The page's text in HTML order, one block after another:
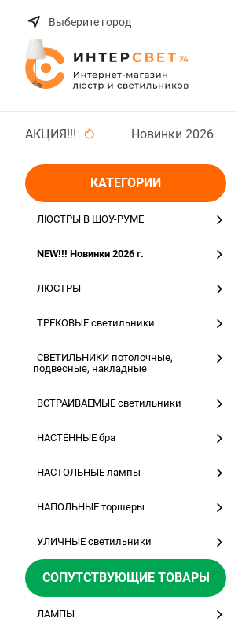
Выберите город
АКЦИЯ!!! Новинки 2026
КАТЕГОРИИ
ЛЮСТРЫ В ШОУ-РУМЕ
NEW!!! Новинки 2026 г.
ЛЮСТРЫ
ТРЕКОВЫЕ светильники
СВЕТИЛЬНИКИ потолочные,
подвесные, накладные
ВСТРАИВАЕМЫЕ светильники
НАСТЕННЫЕ бра
НАСТОЛЬНЫЕ лампы
НАПОЛЬНЫЕ торшеры
УЛИЧНЫЕ светильники
СОПУТСТВУЮЩИЕ ТОВАРЫ
ЛАМПЫ